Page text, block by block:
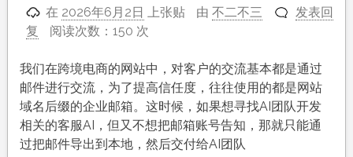
在 2026年6月2日 上张贴 由不二不三
发表回
复
阅读次数：150 次
我们在跨境电商的网站中，对客户的交流基本都是通过
邮件进行交流，为了提高信任度，往往使用的都是网站
域名后缀的企业邮箱。这时候，如果想寻找AI团队开发
相关的客服AI，但又不想把邮箱账号告知，那就只能通
过把邮件导出到本地，然后交付给AI团队